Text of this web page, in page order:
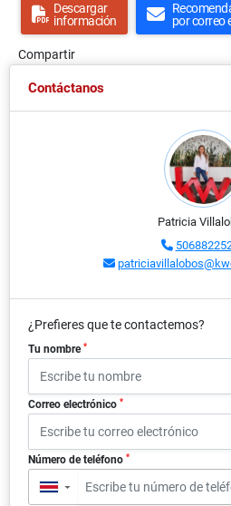
Descargar
información
por correo
Compartir
Contáctanos
Patricia
¿Prefieres que te contactemos?
Tu nombre *
Correo electrónico *
Número de teléfono *
▼